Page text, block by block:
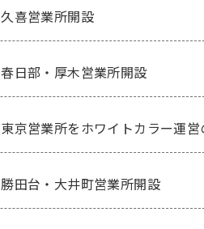
久喜営業所開設
春日部・厚木営業所開設
東京営業所をホワイトカラー運
勝田台・大井町営業所開設